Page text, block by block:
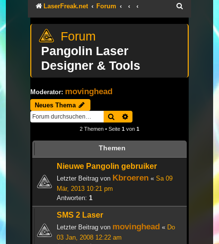
LaserFreak.net Forum
Pangolin Laser
Designer & Tools
Moderator: movinghead
Neues Thema
Suche
2 Themen • Seite 1 von 1
Themen
Nieuwe Pangolin gebruiker
Letzter Beitrag von Kbroeren « Sa 09
Mär, 2013 10:21 pm
Antworten: 1
SMS 2 Laser
Letzter Beitrag von movinghead « Do
03 Jan, 2008 12:22 am